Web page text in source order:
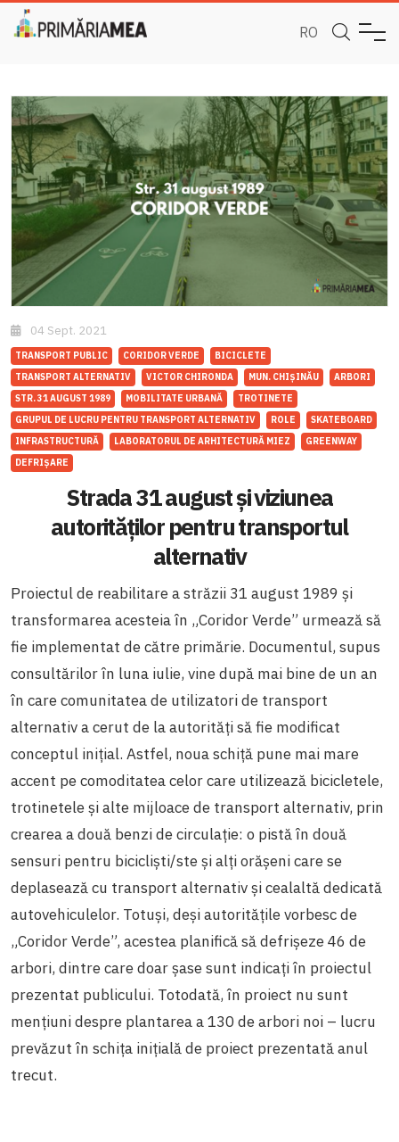
RO
04 Sept. 2021
TRANSPORT PUBLIC CORIDOR VERDE
BICICLETE
TRANSPORT ALTERNATIV
VICTOR CHIRONDA MUN. CHIȘINĂU
ARBORI
STR. 31 AUGUST 1989
MOBILITATE URBANĂ
TROTINETE
GRUPUL DE LUCRU PENTRU TRANSPORT ALTERNATIV
ROLE
SKATEBOARD
INFRASTRUCTURĂ
LABORATORUL DE ARHITECTURĂ MIEZ
GREENWAY
DEFRIȘARE
Strada 31 august și viziunea
autorităților pentru transportul
alternativ
Proiectul de reabilitare a străzii 31 august 1989 și
transformarea acesteia în „Coridor Verde” urmează să
fie implementat de către primărie. Documentul, supus
consultărilor în luna iulie, vine după mai bine de un an
în care comunitatea de utilizatori de transport
alternativ a cerut de la autorități să fie modificat
conceptul inițial. Astfel, noua schiță pune mai mare
accent pe comoditatea celor care utilizează bicicletele,
trotinetele și alte mijloace de transport alternativ, prin
crearea a două benzi de circulație: o pistă în două
sensuri pentru bicicliști/ste și alți orășeni care se
deplasează cu transport alternativ și cealaltă dedicată
autovehiculelor. Totuși, deși autoritățile vorbesc de
„Coridor Verde”, acestea planifică să defrișeze 46 de
arbori, dintre care doar șase sunt indicați în proiectul
prezentat publicului. Totodată, în proiect nu sunt
mențiuni despre plantarea a 130 de arbori noi – lucru
prevăzut în schița inițială de proiect prezentată anul
trecut.